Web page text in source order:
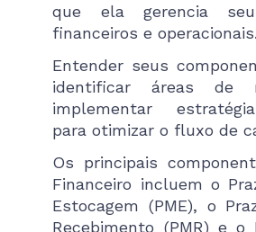
que ela gerencia
financeiros e operacionais.
Entender seus
identificar áreas de
implementar
para otimizar o fluxo de
Os principais
Financeiro incluem o
Estocagem (PME), o
Recebimento (PMR) e o